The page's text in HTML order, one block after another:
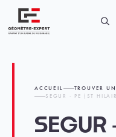
ACCUEIL
TROUVER
SEGUR - PE (ST
SEGUR
Panneau de gestion des cookies